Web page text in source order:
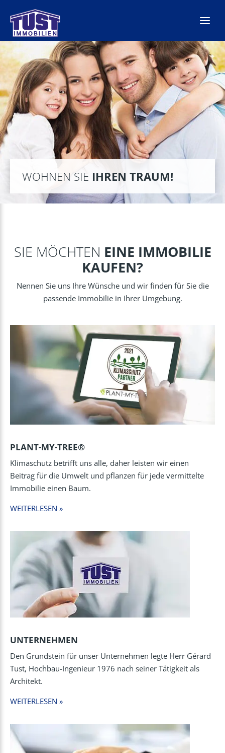
Inhalt
springen
WOHNEN SIE IHREN TRAUM!
SIE MÖCHTEN EINE IMMOBILIE
KAUFEN?
Nennen Sie uns Ihre Wünsche und wir finden für Sie die
passende Immobilie in Ihrer Umgebung.
PLANT-MY-TREE®
Klimaschutz betrifft uns alle, daher leisten wir einen
Beitrag für die Umwelt und pflanzen für jede vermittelte
Immobilie einen Baum.
WEITERLESEN »
UNTERNEHMEN
Den Grundstein für unser Unternehmen legte Herr Gérard
Tust, Hochbau-Ingenieur 1976 nach seiner Tätigkeit als
Architekt.
WEITERLESEN »